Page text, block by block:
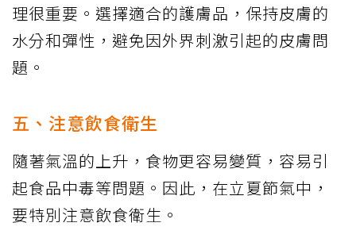
理很重要。選擇適合的護膚品，保持皮膚的
水分和彈性，避免因外界刺激引起的皮膚問
題。
五、注意飲食衛生
隨著氣溫的上升，食物更容易變質，容易引
起食品中毒等問題。因此，在立夏節氣中，
要特別注意飲食衛生。